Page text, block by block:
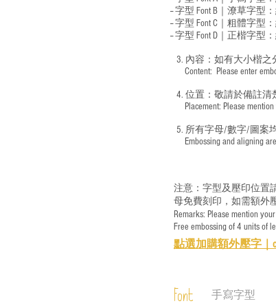
-- 字型 Font B｜潦草字型：
-- 字型 Font C｜粗體字型
-- 字型 Font D｜正楷字型：
3. 內容：如有大小楷之
Content: Please enter
4. 位置：敬請於備註清
Placement: Please mention
5. 所有字母/數字/圖案
Embossing and aligning
注意：字型及壓印位置
母免費刻印，如需額外
Remarks: Please mention
Free embossing of 4 units of
點選加購額外壓字｜
Font 手寫字型